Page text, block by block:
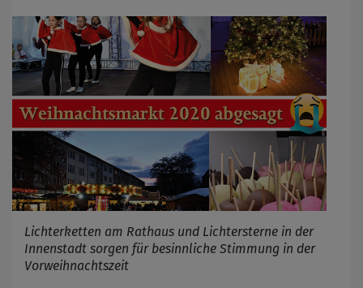
Lichterketten am Rathaus und Lichtersterne in der
Innenstadt sorgen für besinnliche Stimmung in der
Vorweihnachtszeit